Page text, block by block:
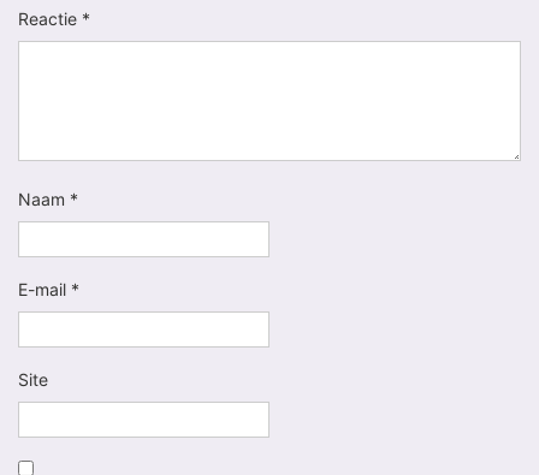
Reactie *
Naam *
E-mail *
Site